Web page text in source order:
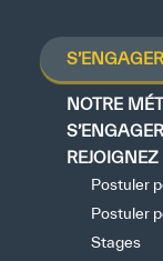
S’ENGAGER
NOTRE
S’ENGAGER
Postuler
Postuler
Stages